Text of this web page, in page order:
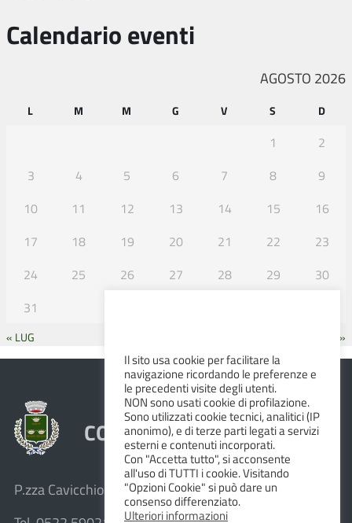
Calendario eventi
AGOSTO 2026
L M M G V S D
1
2
3
4 5 6 7 8
9
10
11 12 13 14 15
16
17
18 19 20 21 22
23
24
25 26 27 28 29
30
31
« LUG SET »
COMUNE DI ALBINEA
P.zza Cavicchioni, 8 – 42020 Albinea (R.E.)
Il sito usa cookie per facilitare la
navigazione ricordando le preferenze e
le precedenti visite degli utenti.
NON sono usati cookie di profilazione.
Sono utilizzati cookie tecnici, analitici (IP
anonimo), e di terze parti legati a servizi
esterni e contenuti incorporati.
Con "Accetta tutto", si acconsente
all'uso di TUTTI i cookie. Visitando
"Opzioni Cookie" si può dare un
consenso differenziato.
Ulteriori informazioni